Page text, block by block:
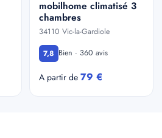
mobilhome climatisé 3
chambres
34110 Vic-la-Gardiole
7,8 Bien · 360 avis
A partir de 79 €